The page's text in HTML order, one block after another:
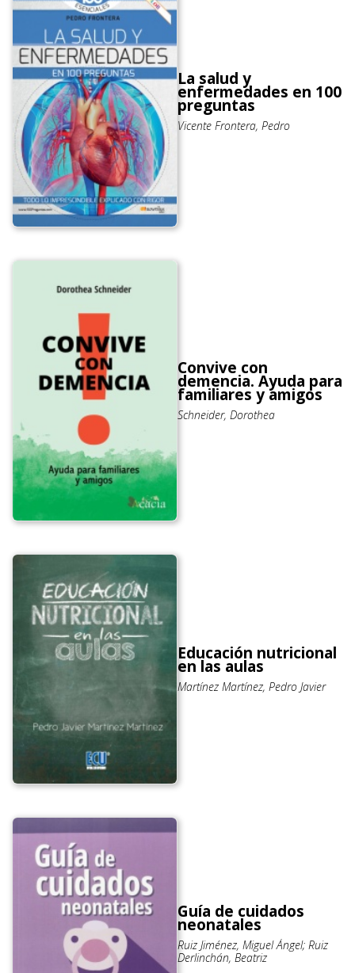
La salud y
enfermedades en 100
preguntas
Vicente Frontera, Pedro
Convive con
demencia. Ayuda para
familiares y amigos
Schneider, Dorothea
Educación nutricional
en las aulas
Martínez Martínez, Pedro Javier
Guía de cuidados
neonatales
Ruiz Jiménez, Miguel Ángel; Ruiz
Derlinchán, Beatriz